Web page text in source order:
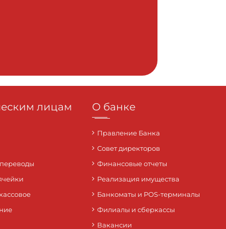
лицам О банке
Правление Банка
Совет директоров
Финансовые отчеты
Реализация имущества
Банкоматы и POS-терминалы
Филиалы и сберкассы
Вакансии